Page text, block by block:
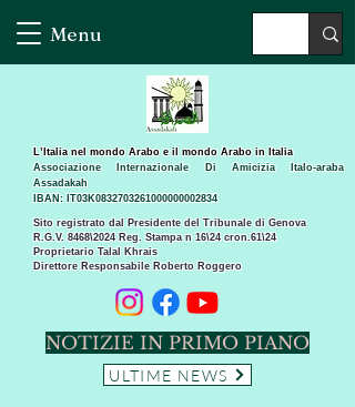
Menu
Sito registrato dal Presidente del Tribunale di Genova
R.G.V. 8468\2024 Reg. Stampa n 16\24 cron.61\24 ​
Proprietario Talal Khrais
Direttore Responsabile Roberto Roggero
L’Italia nel mondo Arabo e il mondo Arabo in Italia
Associazione Internazionale Di Amicizia Italo-araba
Assadakah
IBAN: IT03K0832703261000000002834
NOTIZIE IN PRIMO PIANO
ULTIME NEWS